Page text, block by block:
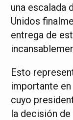
una escalada
Unidos
entrega de
Esto
importante
cuyo
la decisión de